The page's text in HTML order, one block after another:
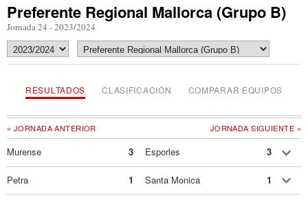
Preferente Regional Mallorca (Grupo B)
Jornada 24 - 2023/2024
RESULTADOS CLASIFICACIÓN COMPARAR EQUIPOS
JORNADA SIGUIENTE »
« JORNADA ANTERIOR
Murense 3 Esporles 3
Petra 1 Santa Monica 1